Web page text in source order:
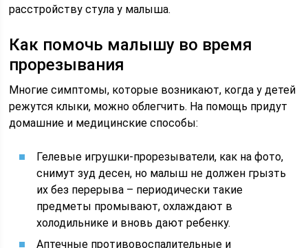
расстройству стула у малыша.
Как помочь малышу во время
прорезывания
Многие симптомы, которые возникают, когда у детей
режутся клыки, можно облегчить. На помощь придут
домашние и медицинские способы:
Гелевые игрушки-прорезыватели, как на фото,
снимут зуд десен, но малыш не должен грызть
их без перерыва – периодически такие
предметы промывают, охлаждают в
холодильнике и вновь дают ребенку.
Аптечные противовоспалительные и